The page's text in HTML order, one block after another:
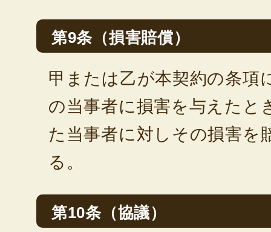
第9条（損害賠償）
甲または乙が本契約の条項
の当事者に損害を与えたと
た当事者に対しその損害を
る。
第10条（協議）